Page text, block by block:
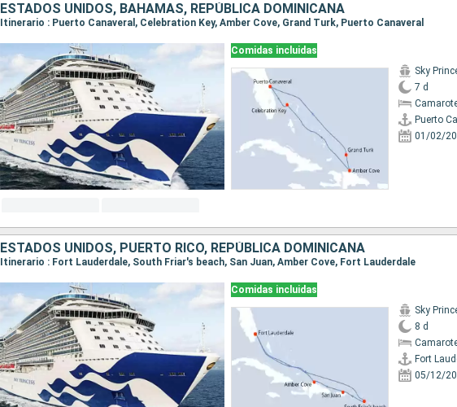
ESTADOS UNIDOS, BAHAMAS, REPÚBLICA DOMINICANA
Itinerario : Puerto Canaveral, Celebration Key, Amber Cove, Grand Turk, Puerto Canaveral
Comidas incluidas
Sky
7 d
Puerto
01/02/
ESTADOS UNIDOS, PUERTO RICO, REPÚBLICA DOMINICANA
Itinerario : Fort Lauderdale, South Friar's beach, San Juan, Amber Cove, Fort Lauderdale
Comidas incluidas
Sky
8 d
Fort
05/12/